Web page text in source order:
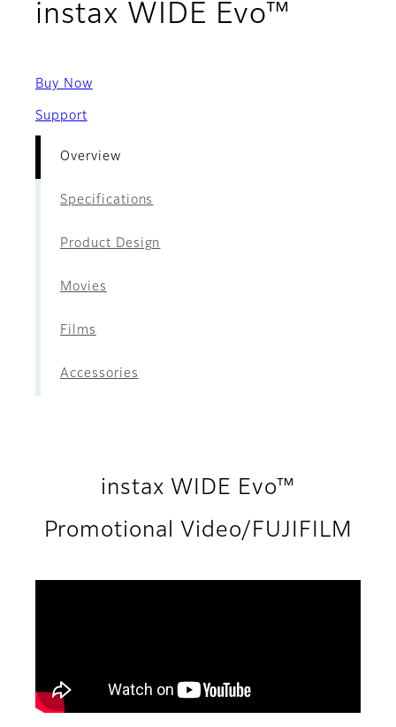
instax WIDE Evo™
Buy Now
Support
Overview
Specifications
Product Design
Movies
Films
Accessories
instax WIDE Evo™
Promotional Video/FUJIFILM